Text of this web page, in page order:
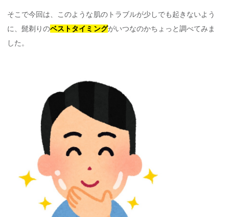
そこで今回は、このような肌のトラブルが少しでも起きないよう
に、髭剃りのベストタイミングがいつなのかちょっと調べてみま
した。